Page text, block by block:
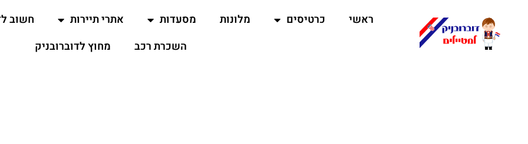
ראשי כרטיסים מלונות מסעדות אתרי תיירות חשוב
השכרת רכב
מחוץ לדוברובניק